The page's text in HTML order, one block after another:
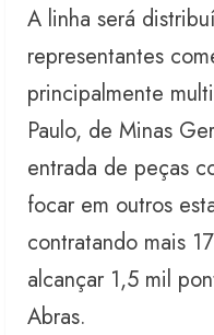
A linha será
representantes
principalmente
Paulo, de Minas
entrada de peças
focar em outros
contratando mais
alcançar 1,5 mil
Abras.